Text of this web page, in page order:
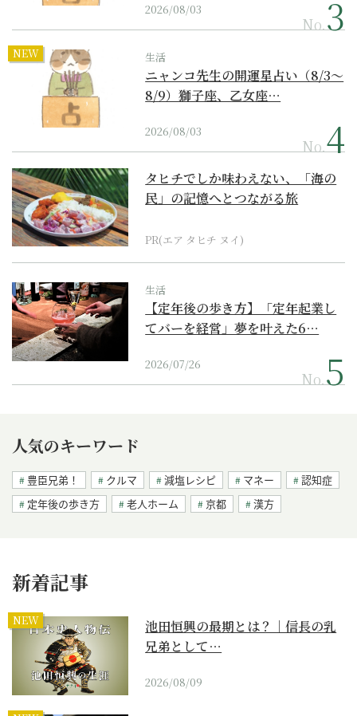
2026/08/03
No.
NEW 生活
ニャンコ先生の開運星占い（8/3～
8/9）獅子座、乙女座…
2026/08/03
No.
タヒチでしか味わえない、「海の
民」の記憶へとつながる旅
PR(エア タヒチ ヌイ)
生活
【定年後の歩き方】「定年起業し
てバーを経営」夢を叶えた6…
2026/07/26
No.
人気のキーワード
豊臣兄弟！ クルマ 減塩レシピ マネー
認知症
定年後の歩き方
老人ホーム 京都 漢方
新着記事
NEW
池田恒興の最期とは？｜信長の乳
兄弟として…
2026/08/09